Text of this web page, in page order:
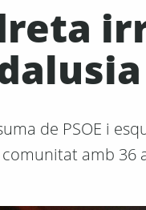
de PSOE i
amb 36